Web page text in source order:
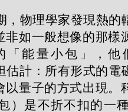
，物理學家發現熱的
非如一般想像的那樣
「能量小包」，他
估計：所有形式的電
以量子的方式出現。
）是不折不扣的一